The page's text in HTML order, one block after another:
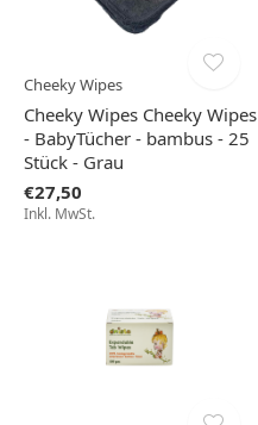
Cheeky Wipes
Cheeky Wipes Cheeky Wipes
- BabyTücher - bambus - 25
Stück - Grau
€27,50
Inkl. MwSt.